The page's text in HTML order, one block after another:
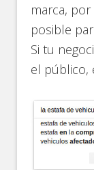
marca,
posible
Si tu
el público,